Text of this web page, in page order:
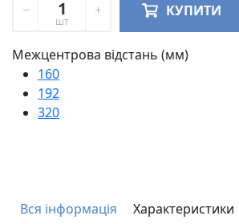
шт
КУПИТИ
Межцентрова відстань (мм)
160
192
320
Вся інформація Характеристики